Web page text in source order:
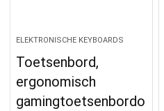
ELEKTRONISCHE KEYBOARDS
Toetsenbord,
ergonomisch
gamingtoetsenbordo